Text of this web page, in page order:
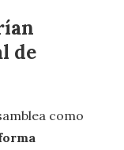
de
como